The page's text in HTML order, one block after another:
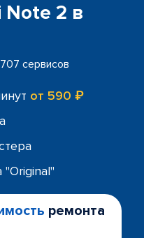
Note 2 в
сервисов
от 590 ₽
ремонта